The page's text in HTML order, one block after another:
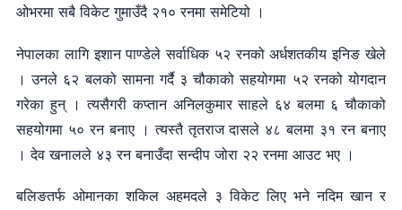
ओभरमा सबै विकेट गुमाउँदै २१० रनमा समेटियो ।
नेपालका लागि इशान पाण्डेले सर्वाधिक ५२ रनको अर्धशतकीय इनिङ खेले
। उनले ६२ बलको सामना गर्दै ३ चौकाको सहयोगमा ५२ रनको योगदान
गरेका हुन् । त्यसैगरी कप्तान अनिलकुमार साहले ६४ बलमा ६ चौकाको
सहयोगमा ५० रन बनाए । त्यस्तै तृतराज दासले ४८ बलमा ३१ रन बनाए
। देव खनालले ४३ रन बनाउँदा सन्दीप जोरा २२ रनमा आउट भए ।
बलिङतर्फ ओमानका शकिल अहमदले ३ विकेट लिए भने नदिम खान र